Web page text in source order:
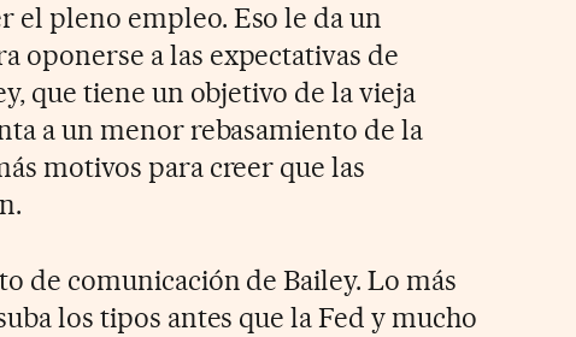
pleno empleo. Eso le da un
oponerse a las expectativas de
que tiene un objetivo de la vieja
a un menor rebasamiento de la
motivos para creer que las
de comunicación de Bailey. Lo más
los tipos antes que la Fed y mucho